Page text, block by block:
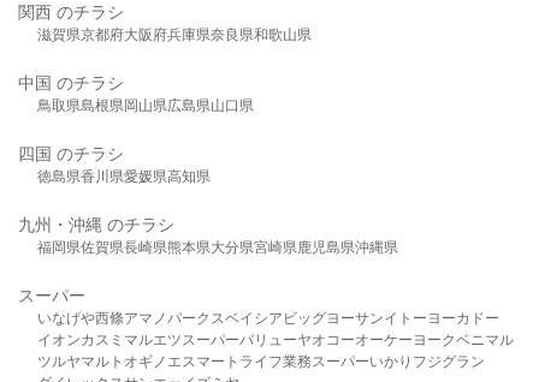
関西 のチラシ
滋賀県京都府大阪府兵庫県奈良県和歌山県
中国 のチラシ
鳥取県島根県岡山県広島県山口県
四国 のチラシ
徳島県香川県愛媛県高知県
九州・沖縄 のチラシ
福岡県佐賀県長崎県熊本県大分県宮崎県鹿児島県沖縄県
スーパー
いなげや西條アマノパークスベイシア ビッグヨーサンイトーヨーカドー
イオンカスミ マルエツスーパーバリューヤオコーオーケー ヨークベニマル
ツルヤマルト オギノ エスマート ライフ業務スーパーいかり フジグラン